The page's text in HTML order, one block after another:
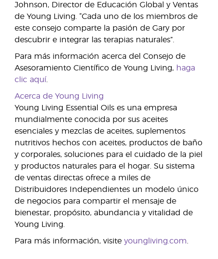
Johnson, Director de Educación Global y Ventas
de Young Living. “Cada uno de los miembros de
este consejo comparte la pasión de Gary por
descubrir e integrar las terapias naturales”.
Para más información acerca del Consejo de
Asesoramiento Científico de Young Living, haga
clic aquí
Acerca de Young Living
Young Living Essential Oils es una empresa
mundialmente conocida por sus aceites
esenciales y mezclas de aceites, suplementos
nutritivos hechos con aceites, productos de baño
y corporales, soluciones para el cuidado de la piel
y productos naturales para el hogar. Su sistema
de ventas directas ofrece a miles de
Distribuidores Independientes un modelo único
de negocios para compartir el mensaje de
bienestar, propósito, abundancia y vitalidad de
Young Living.
Para más información, visite youngliving.com